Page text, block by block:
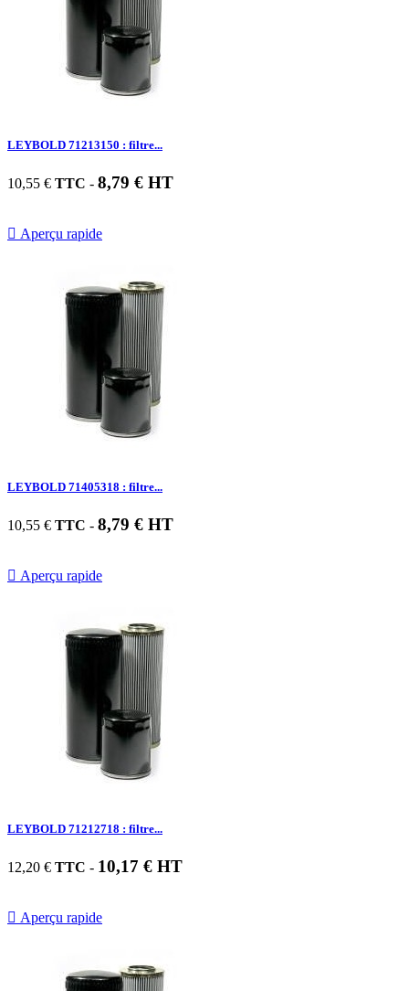
LEYBOLD 71213150 : filtre...
10,55 € TTC - 8,79 € HT
 Aperçu rapide
LEYBOLD 71405318 : filtre...
10,55 € TTC - 8,79 € HT
 Aperçu rapide
LEYBOLD 71212718 : filtre...
12,20 € TTC - 10,17 € HT
 Aperçu rapide